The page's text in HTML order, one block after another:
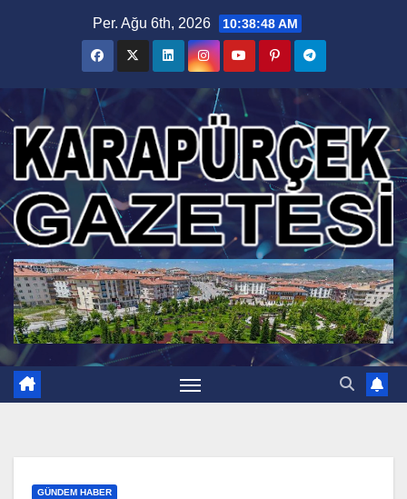
Per. Ağu 6th, 2026 10:38:48 AM
GÜNDEM HABER